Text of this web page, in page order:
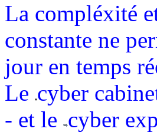
La compléxité
constante ne
jour en temps
Le cyber
- et le cyber